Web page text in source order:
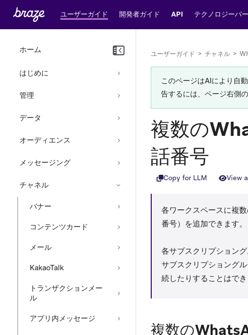
ユーザーガイド 開発者ガイド API テクノロジーパ
ホーム
はじめに
管理
データ
オーディエンス
メッセージング
チャネル
バナー
コンテンツカード
メール
KakaoTalk
トランザクションメー
ル
アプリ内メッセージ
ユーザーガイド > チャネル >
このページはAIにより自
告するには、ページ右側
複数の
話番号
Copy for LLM View
各ワークスペースに複
番号）を追加できます。
各サブスクリプション
サブスクリプショング
続したりすることはでき
複数の